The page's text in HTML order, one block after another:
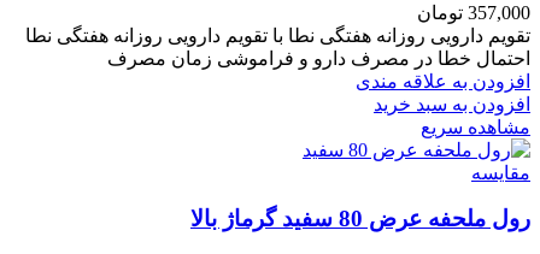
357,000 تومان
تقویم دارویی روزانه هفتگی نطا با تقویم دارویی روزانه هفتگی نطا
احتمال خطا در مصرف دارو و فراموشی زمان مصرف
افزودن به علاقه مندی
افزودن به سبد خرید
مشاهده سریع
مقایسه
رول ملحفه عرض 80 سفید گرماژ بالا